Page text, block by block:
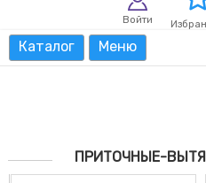
Войти
Каталог Меню
ПРИТОЧНЫЕ-